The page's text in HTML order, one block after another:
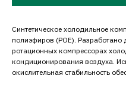
Синтетическое холодильное
полиэфиров (POE).
ротационных компрессорах
кондиционирования воздуха.
окислительная стабильность